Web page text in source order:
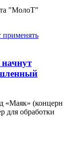
"МолоТ"
«Маяк» (концерн
для обработки